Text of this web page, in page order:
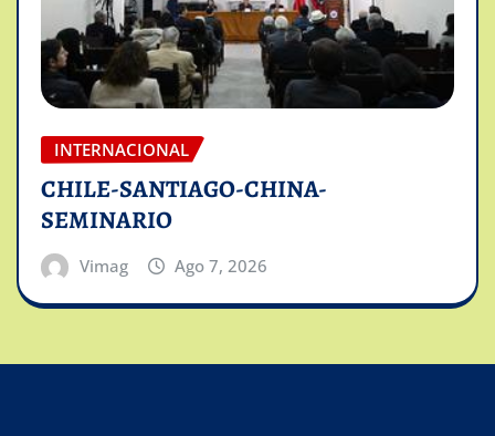
INTERNACIONAL
CHILE-SANTIAGO-CHINA-
SEMINARIO
Vimag Ago 7, 2026